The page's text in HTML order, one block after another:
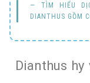
TÌM HIỂU
DIANTHUS GỒM
Dianthus